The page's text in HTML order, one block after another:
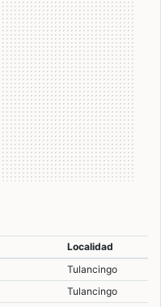
Localidad
Tulancingo
Tulancingo